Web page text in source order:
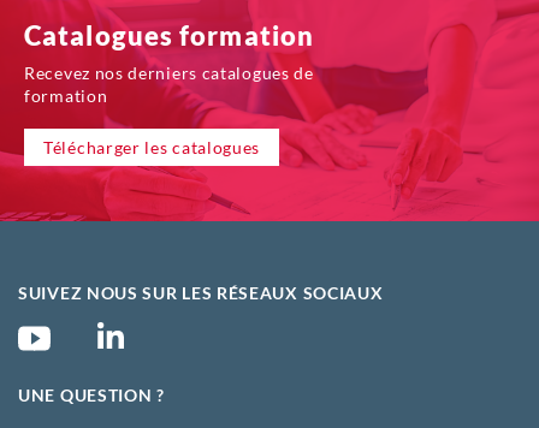
Catalogues formation
Recevez nos derniers catalogues de
formation
Télécharger les catalogues
UNE QUESTION ?
SUIVEZ NOUS SUR LES RÉSEAUX SOCIAUX